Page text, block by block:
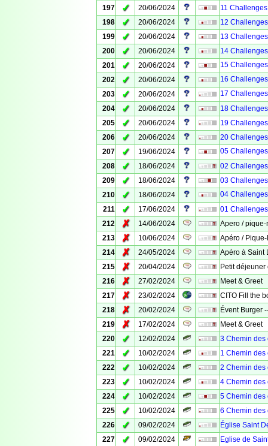
197
✓ 20/06/2024
11
198
✓ 20/06/2024
12
199
✓ 20/06/2024
13
200
✓ 20/06/2024
14
201
✓ 20/06/2024
15
202
✓ 20/06/2024
16
203
✓ 20/06/2024
17
204
✓ 20/06/2024
18
205
✓ 20/06/2024
19
206
✓ 20/06/2024
20
207
✓ 19/06/2024
05
208
✓ 18/06/2024
02
209
✓ 18/06/2024
03
210
✓ 18/06/2024
04
211
✓ 17/06/2024
01
212
✗ 14/06/2024
Apero /
213
✗ 10/06/2024
Apéro /
214
✗ 24/05/2024
Apéro à Saint
215
✗ 20/04/2024
Petit
216
✗ 27/02/2024
Meet & Greet
217
✗ 23/02/2024
CITO Fill the
218
✗ 20/02/2024
Évent Burger
219
✗ 17/02/2024
Meet & Greet
220
✓ 12/02/2024
3 Chemin des
221
✓ 10/02/2024
1 Chemin des
222
✓ 10/02/2024
2 Chemin des
223
✓ 10/02/2024
4 Chemin des
224
✓ 10/02/2024
5 Chemin des
225
✓ 10/02/2024
6 Chemin des
226
✓ 09/02/2024
Église Saint
227
✓ 09/02/2024
Eglise de